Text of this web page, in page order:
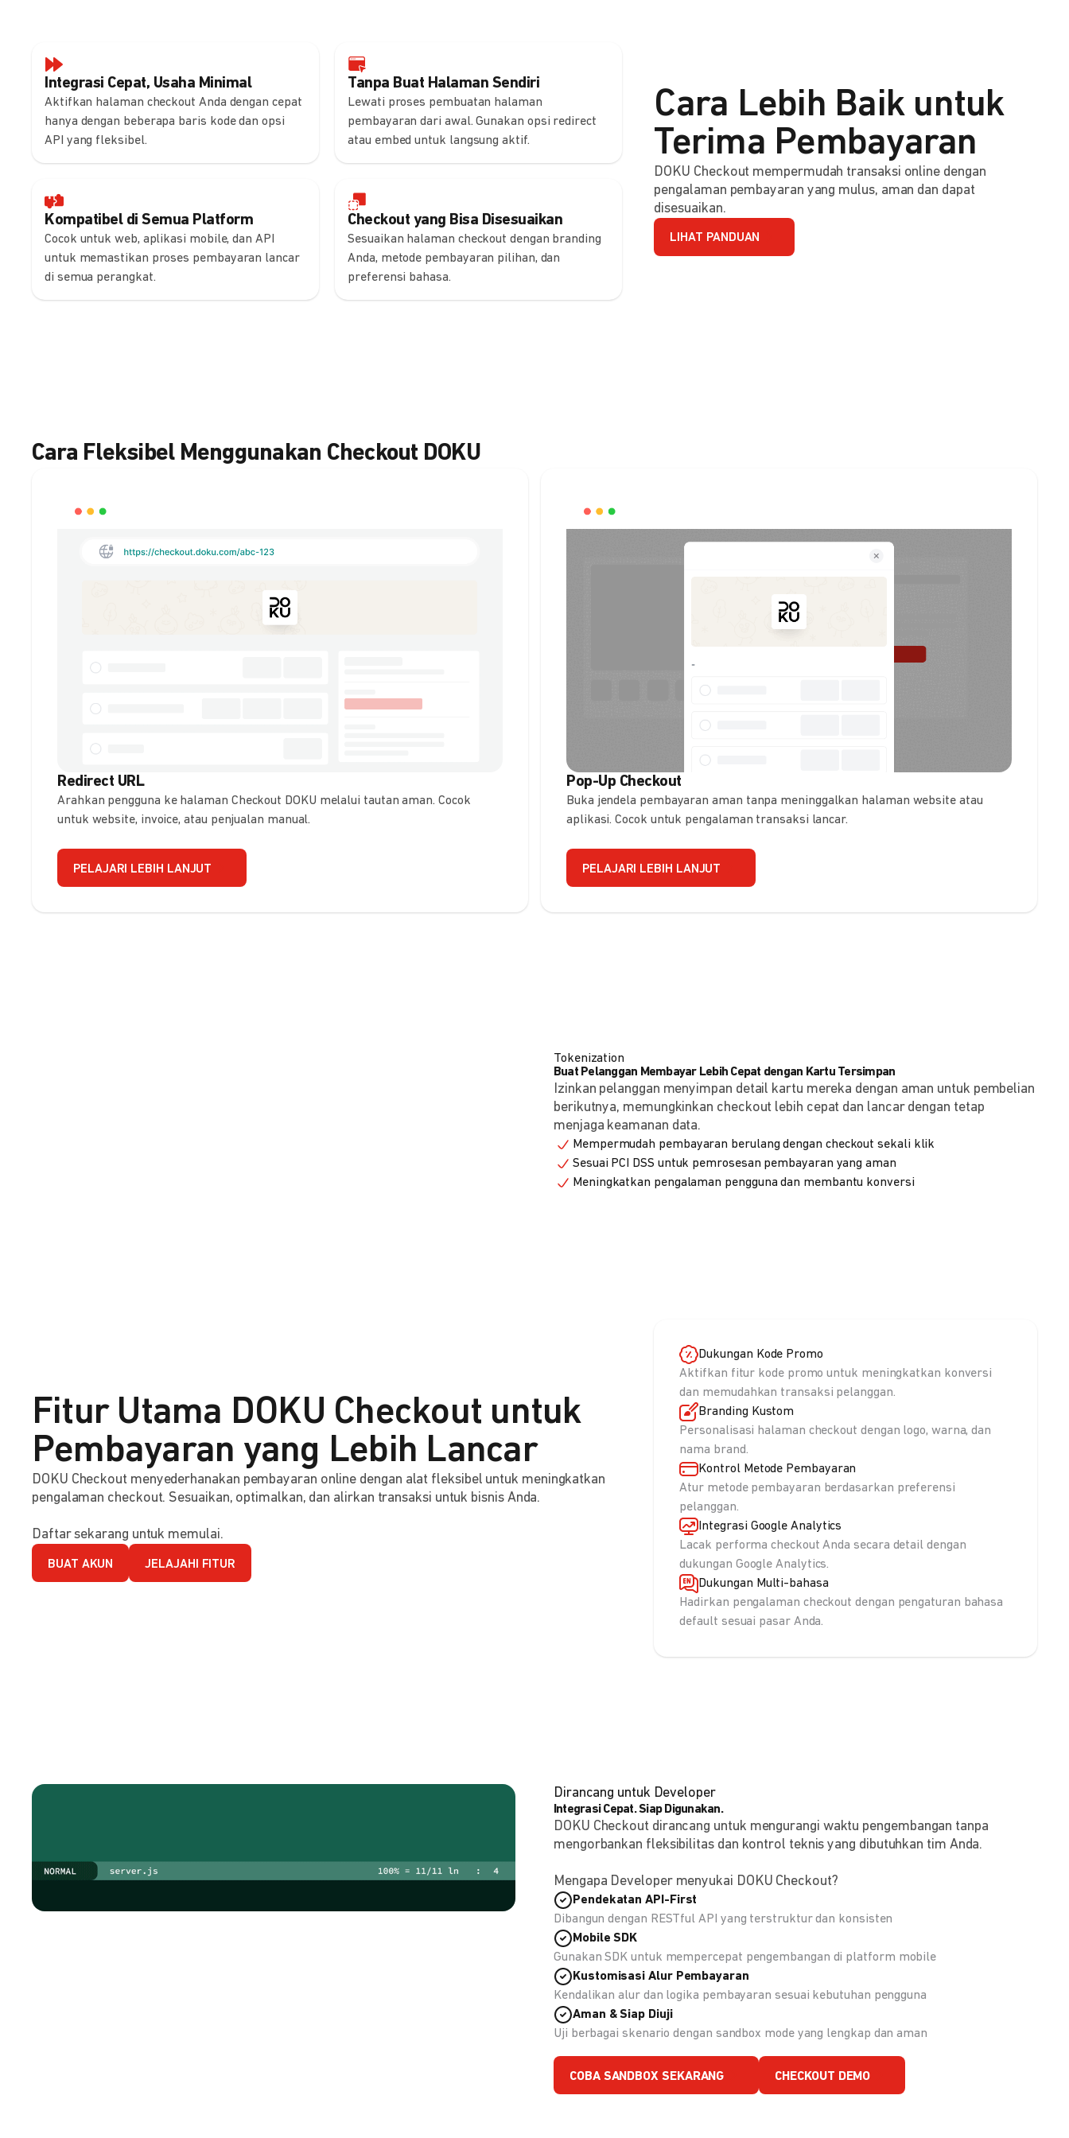
Integrasi Cepat, Usaha Minimal
Aktifkan halaman checkout Anda dengan cepat
hanya dengan beberapa baris kode dan opsi
API yang fleksibel.
Tanpa Buat Halaman Sendiri
Lewati proses pembuatan halaman
pembayaran dari awal. Gunakan opsi redirect
atau embed untuk langsung aktif.
Kompatibel di Semua Platform
Cocok untuk web, aplikasi mobile, dan API
untuk memastikan proses pembayaran lancar
di semua perangkat.
Checkout yang Bisa Disesuaikan
Sesuaikan halaman checkout dengan branding
Anda, metode pembayaran pilihan, dan
preferensi bahasa.
Cara Lebih Baik untuk
Terima Pembayaran
DOKU Checkout mempermudah transaksi online dengan
pengalaman pembayaran yang mulus, aman dan dapat
disesuaikan.
LIHAT PANDUAN
Cara Fleksibel Menggunakan Checkout DOKU
Redirect URL
Arahkan pengguna ke halaman Checkout DOKU melalui tautan aman. Cocok
untuk website, invoice, atau penjualan manual.
PELAJARI LEBIH LANJUT
Pop-Up Checkout
Buka jendela pembayaran aman tanpa meninggalkan halaman website atau
aplikasi. Cocok untuk pengalaman transaksi lancar.
PELAJARI LEBIH LANJUT
Tokenization
Buat Pelanggan Membayar Lebih Cepat dengan Kartu Tersimpan
Izinkan pelanggan menyimpan detail kartu mereka dengan aman untuk pembelian
berikutnya, memungkinkan checkout lebih cepat dan lancar dengan tetap
menjaga keamanan data.
Mempermudah pembayaran berulang dengan checkout sekali klik
Sesuai PCI DSS untuk pemrosesan pembayaran yang aman
Meningkatkan pengalaman pengguna dan membantu konversi
Fitur Utama DOKU Checkout untuk
Pembayaran yang Lebih Lancar
DOKU Checkout menyederhanakan pembayaran online dengan alat fleksibel untuk meningkatkan
pengalaman checkout. Sesuaikan, optimalkan, dan alirkan transaksi untuk bisnis Anda.
Daftar sekarang untuk memulai.
BUAT AKUN JELAJAHI FITUR
Dukungan Kode Promo
Aktifkan fitur kode promo untuk meningkatkan konversi
dan memudahkan transaksi pelanggan.
Branding Kustom
Personalisasi halaman checkout dengan logo, warna, dan
nama brand.
Kontrol Metode Pembayaran
Atur metode pembayaran berdasarkan preferensi
pelanggan.
Integrasi Google Analytics
Lacak performa checkout Anda secara detail dengan
dukungan Google Analytics.
Dukungan Multi-bahasa
Hadirkan pengalaman checkout dengan pengaturan bahasa
default sesuai pasar Anda.
Dirancang untuk Developer
Integrasi Cepat. Siap Digunakan.
DOKU Checkout dirancang untuk mengurangi waktu pengembangan tanpa
mengorbankan fleksibilitas dan kontrol teknis yang dibutuhkan tim Anda.
Mengapa Developer menyukai DOKU Checkout?
Pendekatan API-First
Dibangun dengan RESTful API yang terstruktur dan konsisten
Mobile SDK
Gunakan SDK untuk mempercepat pengembangan di platform mobile
Kustomisasi Alur Pembayaran
Kendalikan alur dan logika pembayaran sesuai kebutuhan pengguna
Aman & Siap Diuji
Uji berbagai skenario dengan sandbox mode yang lengkap dan aman
COBA SANDBOX SEKARANG CHECKOUT DEMO